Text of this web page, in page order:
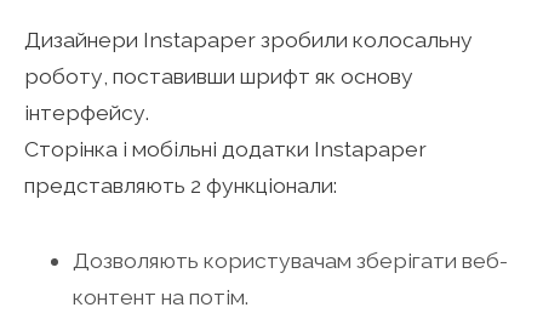
Дизайнери Instapaper зробили колосальну
роботу, поставивши шрифт як основу
інтерфейсу.
Сторінка і мобільні додатки Instapaper
представляють 2 функціонали:
Дозволяють користувачам зберігати веб-
контент на потім.